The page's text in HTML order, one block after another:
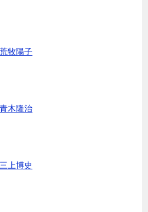
荒牧陽子
青木隆治
三上博史